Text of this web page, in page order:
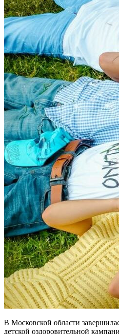
В Московской области
детской оздоровительной